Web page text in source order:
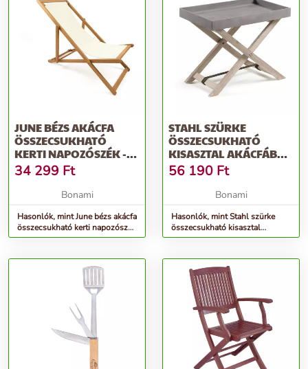
JUNE BÉZS AKÁCFA
ÖSSZECSUKHATÓ
KERTI NAPOZÓSZÉK -
BONAMI ESSENTIALS
34 299 Ft
Bonami
Hasonlók, mint June bézs akácfa
összecsukható kerti napozószék
- Bonami Essentials
STAHL SZÜRKE
ÖSSZECSUKHATÓ
KISASZTAL AKÁCFÁBÓL
- KAVE HOME
56 190 Ft
Bonami
Hasonlók, mint Stahl szürke
összecsukható kisasztal
akácfából - Kave Home